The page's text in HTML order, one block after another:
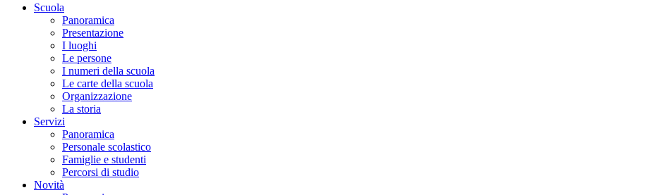
Scuola
Panoramica
Presentazione
I luoghi
Le persone
I numeri della scuola
Le carte della scuola
Organizzazione
La storia
Servizi
Panoramica
Personale scolastico
Famiglie e studenti
Percorsi di studio
Novità